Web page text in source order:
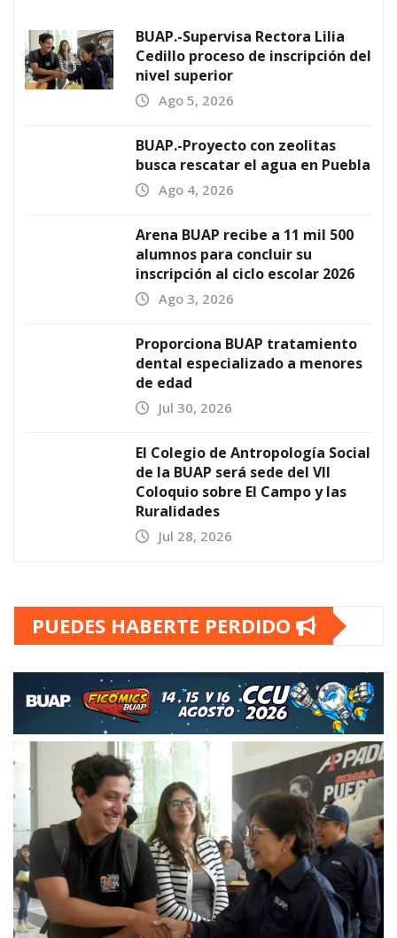
BUAP.-Supervisa Rectora Lilia
Cedillo proceso de inscripción del
nivel superior
Ago 5, 2026
BUAP.-Proyecto con zeolitas
busca rescatar el agua en Puebla
Ago 4, 2026
Arena BUAP recibe a 11 mil 500
alumnos para concluir su
inscripción al ciclo escolar 2026
Ago 3, 2026
Proporciona BUAP tratamiento
dental especializado a menores
de edad
Jul 30, 2026
El Colegio de Antropología Social
de la BUAP será sede del VII
Coloquio sobre El Campo y las
Ruralidades
Jul 28, 2026
PUEDES HABERTE PERDIDO